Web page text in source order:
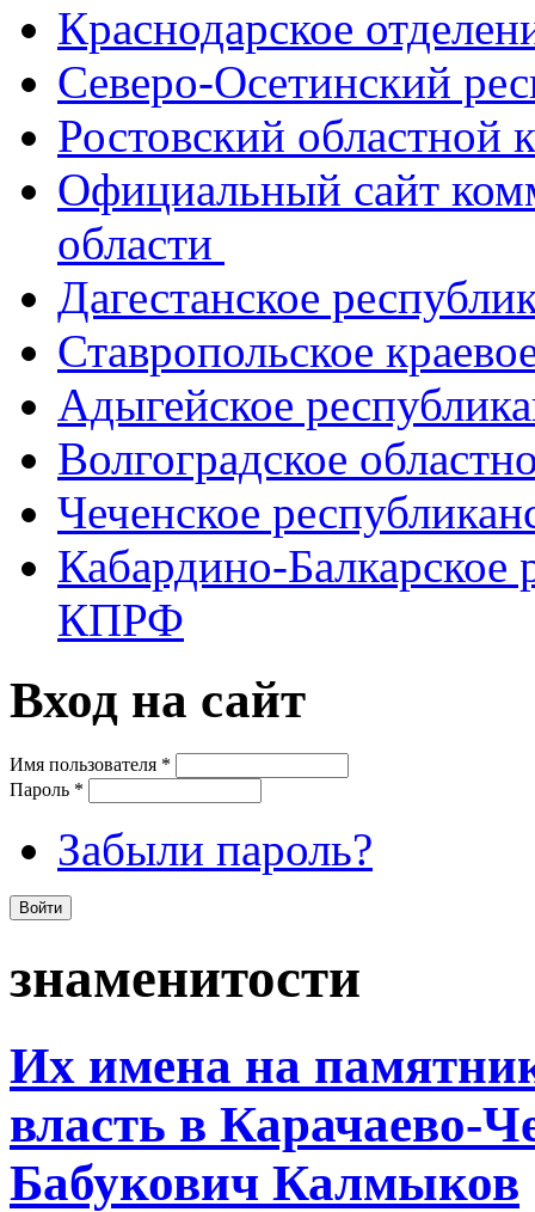
Краснодарское
Северо-Осетинский
Ростовский
Официальный сайт
области
Дагестанское
Ставропольское
Адыгейское
Волгоградское
Чеченское
Кабардино-Балкарское
КПРФ
Вход на сайт
Имя пользователя *
Пароль *
Забыли пароль?
знаменитости
Их имена на
власть в Карачаево-
Бабукович Калмыков